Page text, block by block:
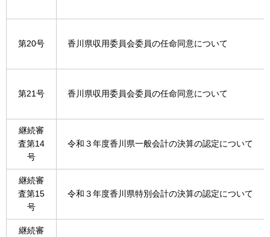
第20号 香川県収用委員会委員の任命同意について
第21号 香川県収用委員会委員の任命同意について
継続審
査第14
号
令和３年度香川県一般会計の決算の認定について
継続審
査第15
号
令和３年度香川県特別会計の決算の認定について
継続審